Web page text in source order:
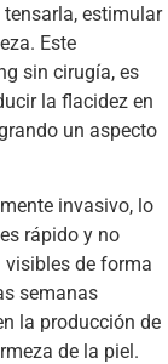
estimular
Este
sin cirugía, es
la flacidez en
un aspecto
invasivo, lo
rápido y no
de forma
semanas
la producción de
de la piel.